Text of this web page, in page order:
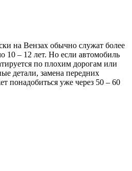
на Вензах обычно служат более
10 – 12 лет. Но если автомобиль
по плохим дорогам или
детали, замена передних
понадобиться уже через 50 – 60